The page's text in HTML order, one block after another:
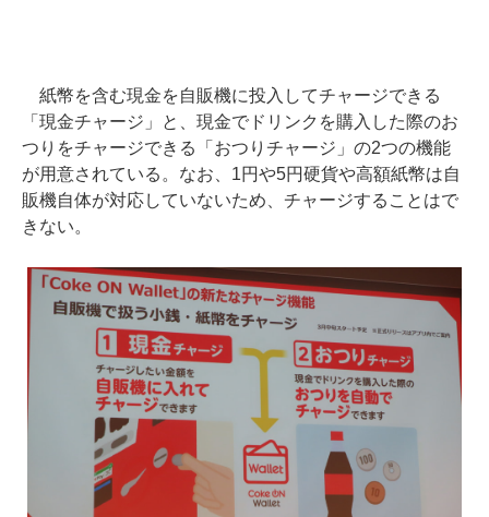
紙幣を含む現金を自販機に投入してチャージできる
「現金チャージ」と、現金でドリンクを購入した際のお
つりをチャージできる「おつりチャージ」の2つの機能
が用意されている。なお、1円や5円硬貨や高額紙幣は自
販機自体が対応していないため、チャージすることはで
きない。